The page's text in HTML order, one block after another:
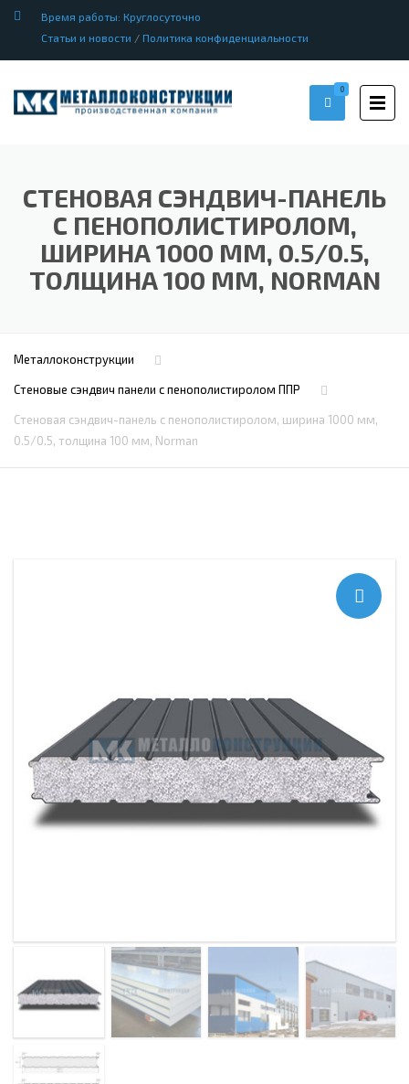
Время работы: Круглосуточно
Статьи и новости / Политика конфиденциальности
0
СТЕНОВАЯ СЭНДВИЧ-ПАНЕЛЬ
С ПЕНОПОЛИСТИРОЛОМ,
ШИРИНА 1000 ММ, 0.5/0.5,
ТОЛЩИНА 100 ММ, NORMAN
Металлоконструкции
Стеновые сэндвич панели с пенополистиролом ППР
Стеновая сэндвич-панель с пенополистиролом, ширина 1000 мм,
0.5/0.5, толщина 100 мм, Norman